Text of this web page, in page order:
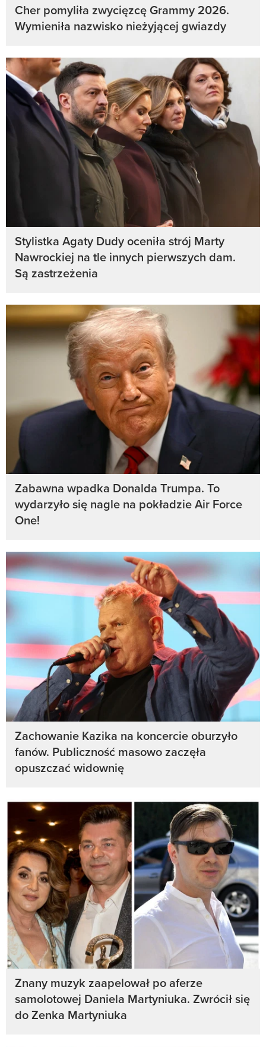
Cher pomyliła zwycięzcę Grammy 2026.
Wymieniła nazwisko nieżyjącej gwiazdy
Stylistka Agaty Dudy oceniła strój Marty
Nawrockiej na tle innych pierwszych dam.
Są zastrzeżenia
Zabawna wpadka Donalda Trumpa. To
wydarzyło się nagle na pokładzie Air Force
One!
Zachowanie Kazika na koncercie oburzyło
fanów. Publiczność masowo zaczęła
opuszczać widownię
Znany muzyk zaapelował po aferze
samolotowej Daniela Martyniuka. Zwrócił się
do Zenka Martyniuka